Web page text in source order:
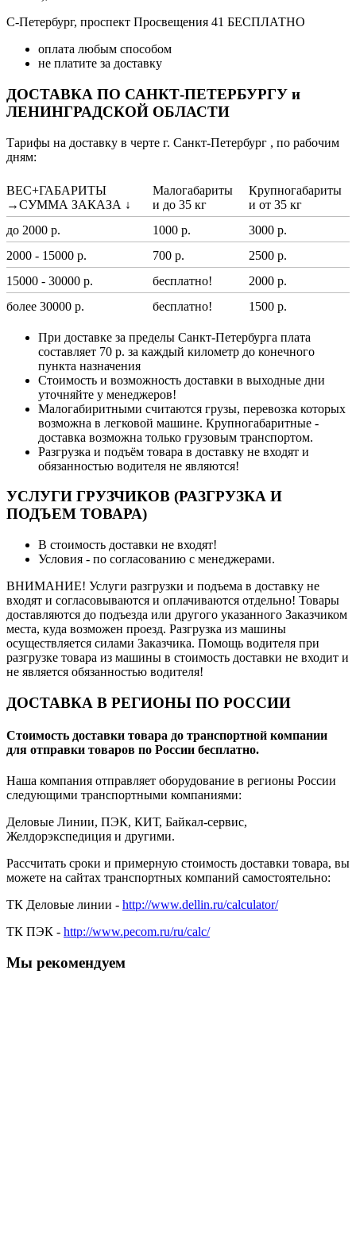
С-Петербург, проспект Просвещения 41 БЕСПЛАТНО
оплата любым способом
не платите за доставку
ДОСТАВКА ПО САНКТ-ПЕТЕРБУРГУ и
ЛЕНИНГРАДСКОЙ ОБЛАСТИ
Тарифы на доставку в черте г. Санкт-Петербург , по рабочим
дням:
ВЕС+ГАБАРИТЫ
→СУММА ЗАКАЗА ↓
Малогабариты
и до 35 кг
Крупногабариты
и от 35 кг
до 2000 р.
1000 р.
3000 р.
2000 - 15000 р.
700 р.
2500 р.
15000 - 30000 р.
бесплатно!
2000 р.
более 30000 р.
бесплатно! 1500 р.
При доставке за пределы Санкт-Петербурга плата
составляет 70 р. за каждый километр до конечного
пункта назначения
Стоимость и возможность доставки в выходные дни
уточняйте у менеджеров!
Малогабиритными считаются грузы, перевозка которых
возможна в легковой машине. Крупногабаритные -
доставка возможна только грузовым транспортом.
Разгрузка и подъём товара в доставку не входят и
обязанностью водителя не являются!
УСЛУГИ ГРУЗЧИКОВ (РАЗГРУЗКА И
ПОДЪЕМ ТОВАРА)
В стоимость доставки не входят!
Условия - по согласованию с менеджерами.
ВНИМАНИЕ! Услуги разгрузки и подъема в доставку не
входят и согласовываются и оплачиваются отдельно! Товары
доставляются до подъезда или другого указанного Заказчиком
места, куда возможен проезд. Разгрузка из машины
осуществляется силами Заказчика. Помощь водителя при
разгрузке товара из машины в стоимость доставки не входит и
не является обязанностью водителя!
ДОСТАВКА В РЕГИОНЫ ПО РОССИИ
Стоимость доставки товара до транспортной компании
для отправки товаров по России бесплатно.
Наша компания отправляет оборудование в регионы России
следующими транспортными компаниями:
Деловые Линии, ПЭК, КИТ, Байкал-сервис,
Желдорэкспедиция и другими.
Рассчитать сроки и примерную стоимость доставки товара, вы
можете на сайтах транспортных компаний самостоятельно:
ТК Деловые линии - http://www.dellin.ru/calculator/
ТК ПЭК - http://www.pecom.ru/ru/calc/
Мы рекомендуем